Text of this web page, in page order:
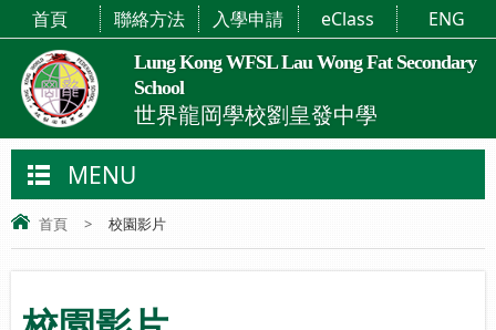
Lung Kong WFSL Lau Wong Fat Secondary
School
世界龍岡學校劉皇發中學
首頁 聯絡方法 入學申請 eClass ENG
MENU
首頁 > 校園影片